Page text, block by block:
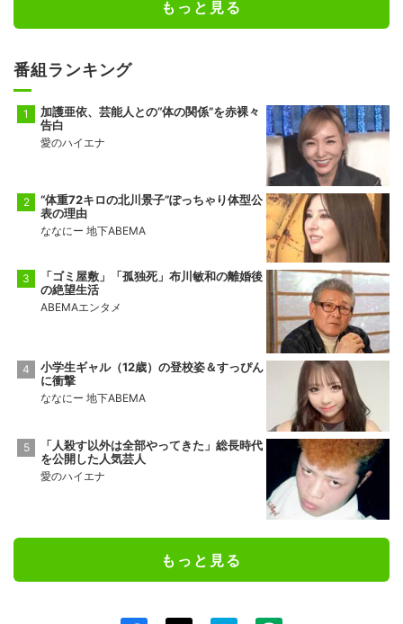
もっと見る
番組ランキング
加護亜依、芸能人との“体の関係”を赤裸々
告白
愛のハイエナ
“体重72キロの北川景子”ぽっちゃり体型公
表の理由
ななにー 地下ABEMA
「ゴミ屋敷」「孤独死」布川敏和の離婚後
の絶望生活
ABEMAエンタメ
小学生ギャル（12歳）の登校姿＆すっぴん
に衝撃
ななにー 地下ABEMA
「人殺す以外は全部やってきた」総長時代
を公開した人気芸人
愛のハイエナ
もっと見る